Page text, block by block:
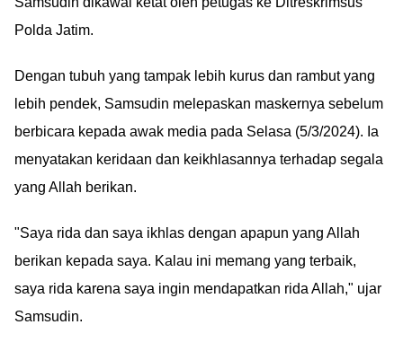
Polda Jatim.
Dengan tubuh yang tampak lebih kurus dan rambut yang
lebih pendek, Samsudin melepaskan maskernya sebelum
berbicara kepada awak media pada Selasa (5/3/2024). Ia
menyatakan keridaan dan keikhlasannya terhadap segala
yang Allah berikan.
"Saya rida dan saya ikhlas dengan apapun yang Allah
berikan kepada saya. Kalau ini memang yang terbaik,
saya rida karena saya ingin mendapatkan rida Allah," ujar
Samsudin.